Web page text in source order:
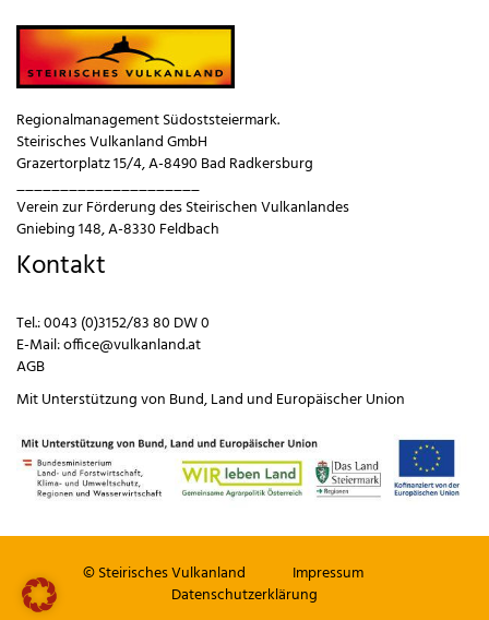
Regionalmanagement Südoststeiermark.
Steirisches Vulkanland GmbH
Grazertorplatz 15/4, A-8490 Bad Radkersburg
_____________________
Verein zur Förderung des Steirischen Vulkanlandes
Gniebing 148, A-8330 Feldbach
Kontakt
Tel.:0043 (0)3152/83 80 DW 0
E-Mail:office@vulkanland.at
AGB
Mit Unterstützung von Bund,Land und Europäischer Union
© Steirisches Vulkanland
Impressum
Datenschutzerklärung